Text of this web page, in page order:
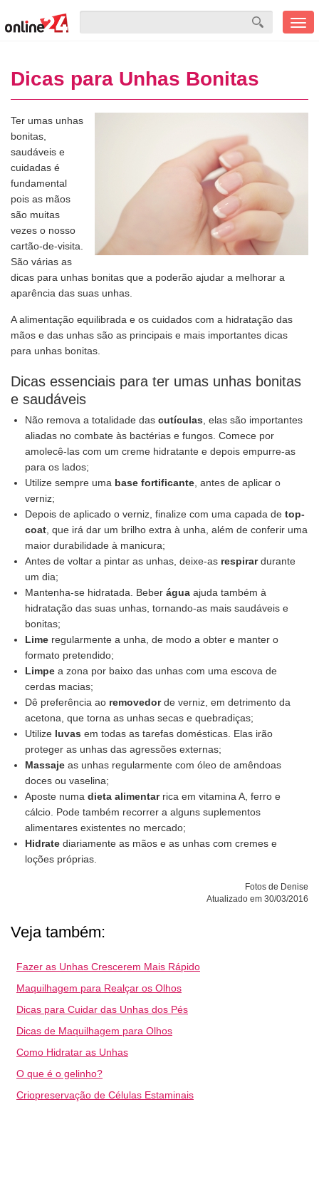
Dicas para Unhas Bonitas
Ter umas unhas
bonitas,
saudáveis e
cuidadas é
fundamental
pois as mãos
são muitas
vezes o nosso
cartão-de-visita.
São várias as
dicas para unhas bonitas que a poderão ajudar a melhorar a
aparência das suas unhas.
A alimentação equilibrada e os cuidados com a hidratação das
mãos e das unhas são as principais e mais importantes dicas
para unhas bonitas.
Dicas essenciais para ter umas unhas bonitas
e saudáveis
Não remova a totalidade das cutículas , elas são importantes
aliadas no combate às bactérias e fungos. Comece por
amolecê-las com um creme hidratante e depois empurre-as
para os lados;
Utilize sempre uma base fortificante , antes de aplicar o
verniz;
Depois de aplicado o verniz, finalize com uma capada de top-
coat , que irá dar um brilho extra à unha, além de conferir uma
maior durabilidade à manicura;
Antes de voltar a pintar as unhas, deixe-as respirardurante
um dia;
Mantenha-se hidratada. Beber água ajuda também à
hidratação das suas unhas, tornando-as mais saudáveis e
bonitas;
Lime regularmente a unha, de modo a obter e manter o
formato pretendido;
Limpe a zona por baixo das unhas com uma escova de
cerdas macias;
Dê preferência ao removedorde verniz, em detrimento da
acetona, que torna as unhas secas e quebradiças;
Utilize luvas em todas as tarefas domésticas. Elas irão
proteger as unhas das agressões externas;
Massaje as unhas regularmente com óleo de amêndoas
doces ou vaselina;
Aposte numa dieta alimentarrica em vitamina A, ferro e
cálcio. Pode também recorrer a alguns suplementos
alimentares existentes no mercado;
Hidrate diariamente as mãos e as unhas com cremes e
loções próprias.
Fotos de Denise
Atualizado em 30/03/2016
Veja também:
Fazer as Unhas Crescerem Mais Rápido
Maquilhagem para Realçar os Olhos
Dicas para Cuidar das Unhas dos Pés
Dicas de Maquilhagem para Olhos
Como Hidratar as Unhas
O que é o gelinho?
Criopreservação de Células Estaminais